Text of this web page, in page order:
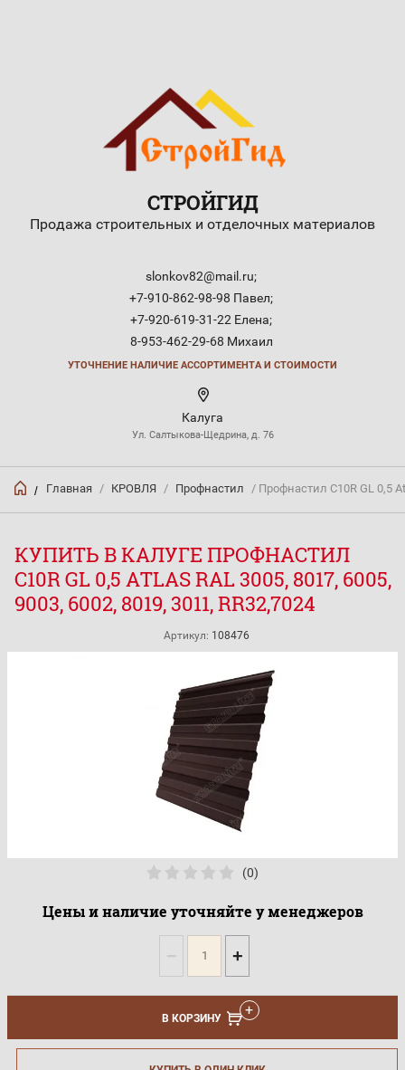
СТРОЙГИД
Продажа строительных и отделочных материалов
slonkov82@mail.ru;
+7-910-862-98-98 Павел;
+7-920-619-31-22 Елена;
8-953-462-29-68 Михаил
УТОЧНЕНИЕ НАЛИЧИЕ АССОРТИМЕНТА И СТОИМОСТИ
Калуга
Ул. Салтыкова-Щедрина, д. 76
/ Главная / КРОВЛЯ / Профнастил / Профнастил С10R GL 0,5
КУПИТЬ В КАЛУГЕ ПРОФНАСТИЛ
С10R GL 0,5 ATLAS RAL 3005, 8017, 6005,
9003, 6002, 8019, 3011, RR32,7024
Артикул: 108476
(0)
Цены и наличие уточняйте у менеджеров
− +
В КОРЗИНУ